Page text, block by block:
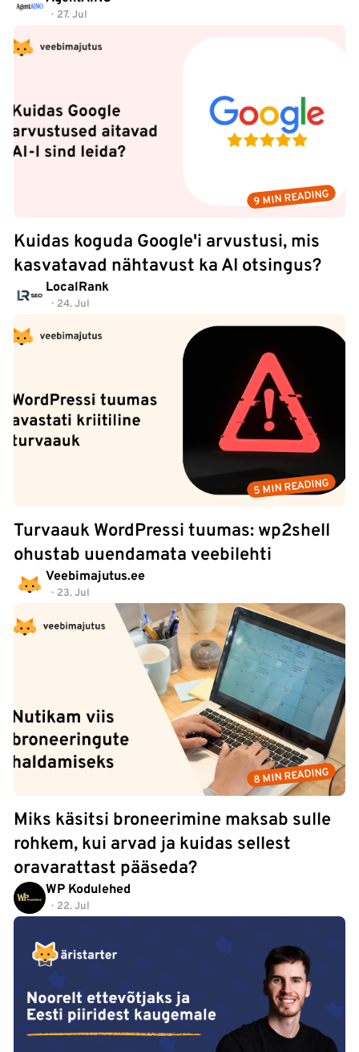
27. Jul
9 MIN READING
Kuidas koguda Google'i arvustusi, mis
kasvatavad nähtavust ka AI otsingus?
LocalRank
24. Jul
5 MIN READING
Turvaauk WordPressi tuumas: wp2shell
ohustab uuendamata veebilehti
Veebimajutus.ee
23. Jul
8 MIN READING
Miks käsitsi broneerimine maksab sulle
rohkem, kui arvad ja kuidas sellest
oravarattast pääseda?
WP Kodulehed
22. Jul